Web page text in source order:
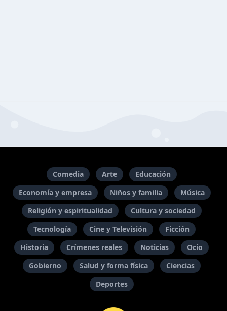
Comedia Arte
Educación
Economía y empresa
Niños y familia
Música
Religión y espiritualidad
Cultura y sociedad
Tecnología
Cine y Televisión
Ficción
Historia
Crímenes reales Noticias
Ocio
Gobierno
Salud y forma física
Ciencias
Deportes